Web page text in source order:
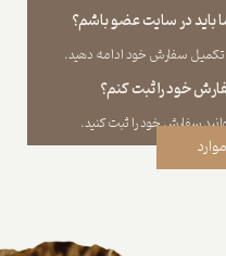
باید در سایت عضو باشم؟
تکمیل سفارش خود ادامه دهید.​​​​​​​
خود را ثبت کنم؟